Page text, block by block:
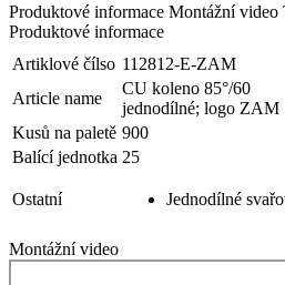
Produktové informace Montážní video
Produktové informace
Artiklové čílso 112812-E-ZAM
Article name
CU koleno 85°/60
jednodílné; logo ZAM
Kusů na paletě 900
Balící jednotka 25
Ostatní Jednodílné
Montážní video